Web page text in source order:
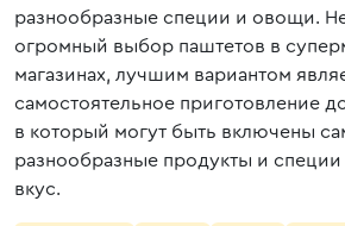
разнообразные специи и овощи.
огромный выбор паштетов в
магазинах, лучшим вариантом
самостоятельное приготовление
в который могут быть включены
разнообразные продукты и
вкус.